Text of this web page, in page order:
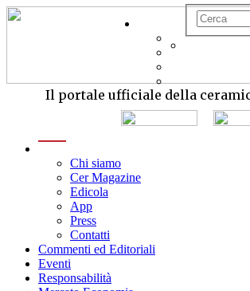
Il portale ufficiale della
Chi siamo
Cer Magazine
Edicola
App
Press
Contatti
Commenti ed Editoriali
Eventi
Responsabilità